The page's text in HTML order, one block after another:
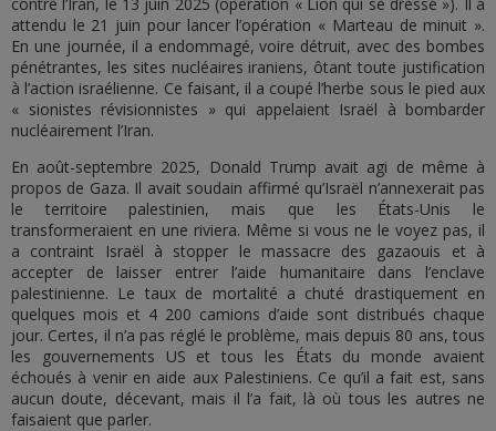
attendu le 21 juin pour lancer l’opération « Marteau de minuit ».
En une journée, il a endommagé, voire détruit, avec des bombes
pénétrantes, les sites nucléaires iraniens, ôtant toute justification
à l’action israélienne. Ce faisant, il a coupé l’herbe sous le pied aux
« sionistes révisionnistes » qui appelaient Israël à bombarder
nucléairement l’Iran.
En août-septembre 2025, Donald Trump avait agi de même à
propos de Gaza. Il avait soudain affirmé qu’Israël n’annexerait pas
le territoire palestinien, mais que les États-Unis le
transformeraient en une riviera. Même si vous ne le voyez pas, il
a contraint Israël à stopper le massacre des gazaouis et à
accepter de laisser entrer l’aide humanitaire dans l’enclave
palestinienne. Le taux de mortalité a chuté drastiquement en
quelques mois et 4 200 camions d’aide sont distribués chaque
jour. Certes, il n’a pas réglé le problème, mais depuis 80 ans, tous
les gouvernements US et tous les États du monde avaient
échoués à venir en aide aux Palestiniens. Ce qu’il a fait est, sans
aucun doute, décevant, mais il l’a fait, là où tous les autres ne
faisaient que parler.